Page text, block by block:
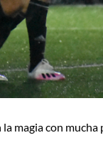
magia con